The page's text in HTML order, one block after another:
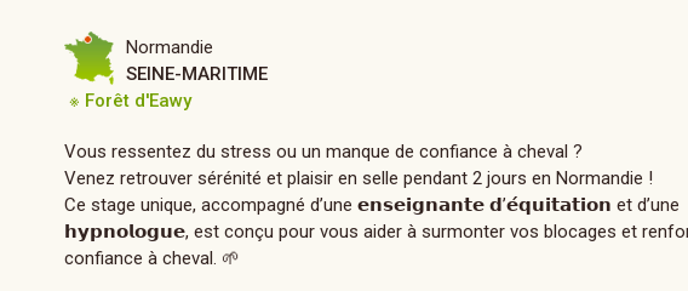
Normandie
SEINE-MARITIME
※ Forêt d'Eawy
Vous ressentez du stress ou un manque de confiance à cheval ?
Venez retrouver sérénité et plaisir en selle pendant 2 jours en Normandie !
Ce stage unique, accompagné d’une 𝗲𝗻𝘀𝗲𝗶𝗴𝗻𝗮𝗻𝘁𝗲 𝗱’𝗲́𝗾𝘂𝗶𝘁𝗮𝘁𝗶𝗼𝗻 et d’une
𝗵𝘆𝗽𝗻𝗼𝗹𝗼𝗴𝘂𝗲, est conçu pour vous aider à surmonter vos blocages et
confiance à cheval. 🌱